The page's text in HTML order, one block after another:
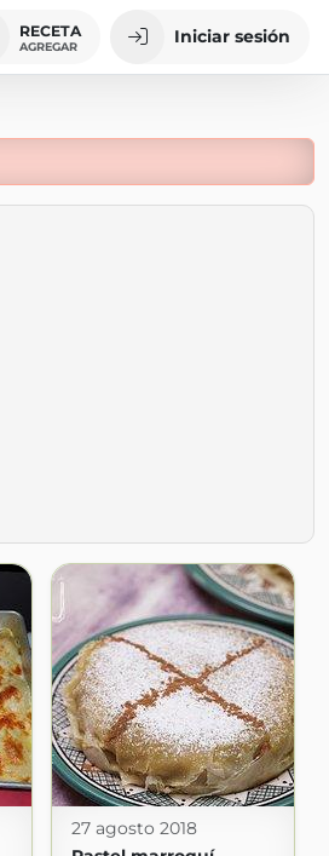
RECETA
AGREGAR Iniciar sesión
27 agosto 2018